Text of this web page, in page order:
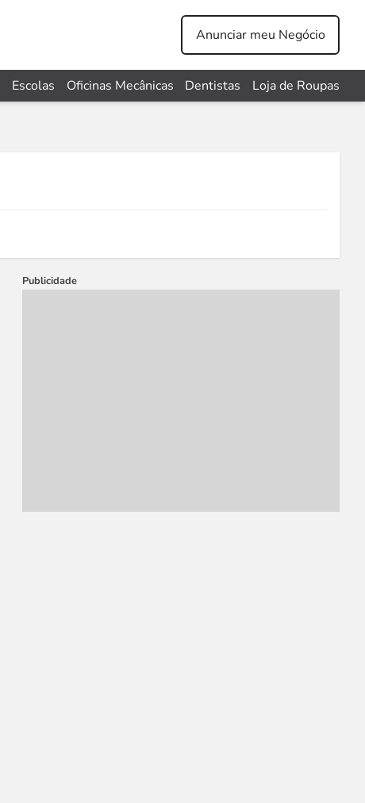
Anunciar meu Negócio
Escolas Oficinas Mecânicas Dentistas Loja de Roupas
Publicidade